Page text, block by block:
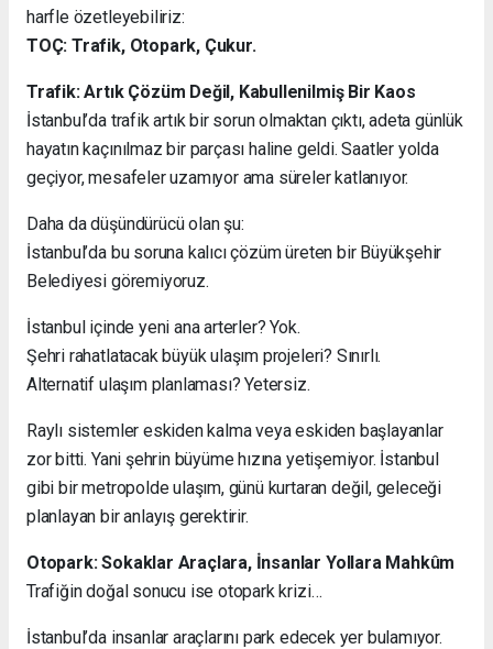
harfle özetleyebiliriz:
TOÇ: Trafik, Otopark, Çukur.
Trafik: Artık Çözüm Değil, Kabullenilmiş Bir Kaos
İstanbul’da trafik artık bir sorun olmaktan çıktı, adeta günlük
hayatın kaçınılmaz bir parçası haline geldi. Saatler yolda
geçiyor, mesafeler uzamıyor ama süreler katlanıyor.
Daha da düşündürücü olan şu:
İstanbul’da bu soruna kalıcı çözüm üreten bir Büyükşehir
Belediyesi göremiyoruz.
İstanbul içinde yeni ana arterler? Yok.
Şehri rahatlatacak büyük ulaşım projeleri? Sınırlı.
Alternatif ulaşım planlaması? Yetersiz.
Raylı sistemler eskiden kalma veya eskiden başlayanlar
zor bitti. Yani şehrin büyüme hızına yetişemiyor. İstanbul
gibi bir metropolde ulaşım, günü kurtaran değil, geleceği
planlayan bir anlayış gerektirir.
Otopark: Sokaklar Araçlara, İnsanlar Yollara Mahkûm
Trafiğin doğal sonucu ise otopark krizi…
İstanbul’da insanlar araçlarını park edecek yer bulamıyor.